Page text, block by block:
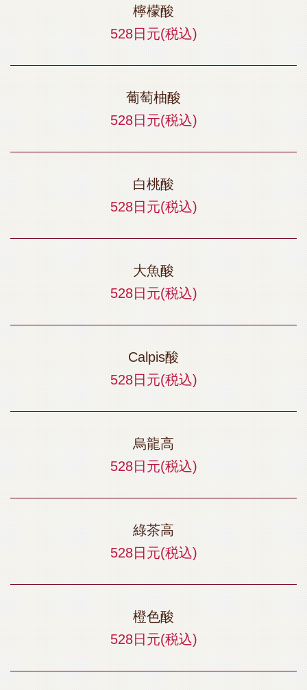
檸檬酸
528日元(税込)
葡萄柚酸
528日元(税込)
白桃酸
528日元(税込)
大魚酸
528日元(税込)
Calpis酸
528日元(税込)
烏龍高
528日元(税込)
綠茶高
528日元(税込)
橙色酸
528日元(税込)